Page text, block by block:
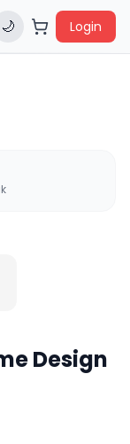
🌙 Login
Design